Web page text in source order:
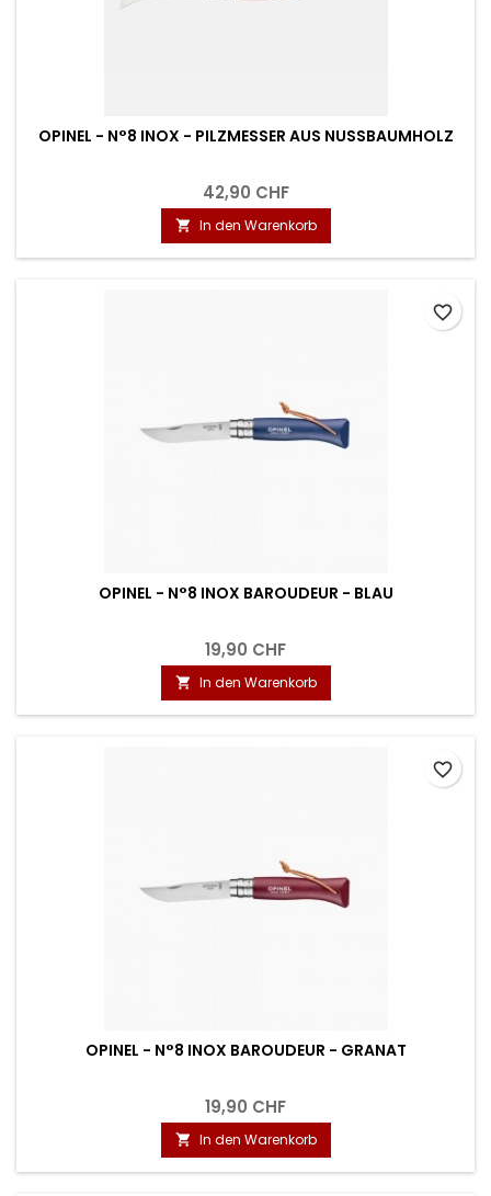
OPINEL - N°8 INOX - PILZMESSER AUS NUSSBAUMHOLZ
42,90 CHF
 In den Warenkorb
OPINEL - N°8 INOX BAROUDEUR - BLAU
19,90 CHF
 In den Warenkorb
favorite_border
OPINEL - N°8 INOX BAROUDEUR - GRANAT
19,90 CHF
 In den Warenkorb
favorite_border